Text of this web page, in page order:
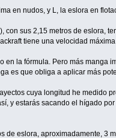
en nudos, y L, la eslora en
con sus 2,15 metros de eslora,
tiene una velocidad máxima
en la fórmula. Pero más manga
es que obliga a aplicar más
cuya longitud he medido
y estarás sacando el hígado
de eslora, aproximadamente,